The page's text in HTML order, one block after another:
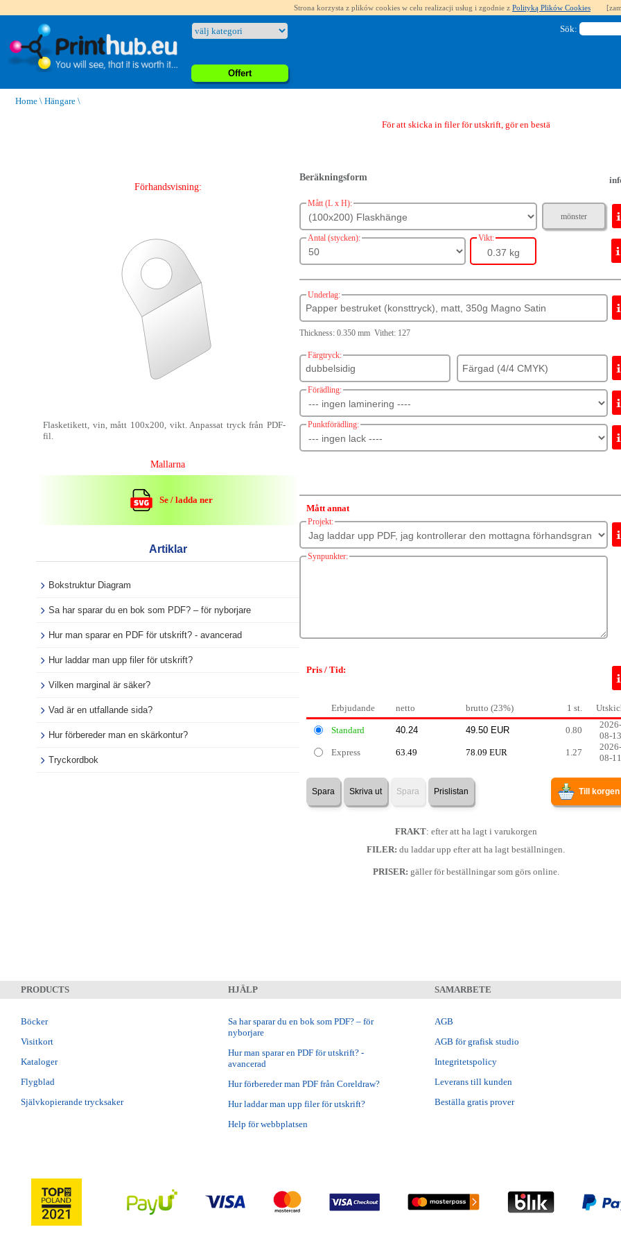
Strona korzysta z plików cookies w celu realizacji usług i zgodnie z Polityką Plików Cookies
Offert
Sök:
Home \ Hängare \
För att skicka in filer för utskrift, gör en beställning.
Förhandsvisning:
Flasketikett, vin, mått 100x200, vikt. Anpassat tryck från PDF-
fil.
Mallarna
Se / ladda ner
Artiklar
Bokstruktur Diagram
Sa har sparar du en bok som PDF? – för nyborjare
Hur man sparar en PDF för utskrift? - avancerad
Hur laddar man upp filer för utskrift?
Vilken marginal är säker?
Vad är en utfallande sida?
Hur förbereder man en skärkontur?
Tryckordbok
Beräkningsform
Mått (L x H):
mönster
Antal (stycken): Vikt:
0.37 kg
Underlag:
Thickness: 0.350 mm Vithet: 127
Färgtryck:
Förädling:
Punktförädling:
Mått annat
Projekt:
Synpunkter:
Pris / Tid:
Erbjudande netto brutto (23%) 1 st.
Standard 0.80
2026-
08-13
Express
63.49 78.09 EUR 1.27
2026-
08-11
Spara Skriva ut Spara Prislistan Till korgen
FRAKT: efter att ha lagt i varukorgen
FILER: du laddar upp efter att ha lagt beställningen.
PRISER: gäller för beställningar som görs online.
PRODUCTS
Böcker
Visitkort
Kataloger
Flygblad
Självkopierande trycksaker
HJÄLP
Sa har sparar du en bok som PDF? – för
nyborjare
Hur man sparar en PDF för utskrift? -
avancerad
Hur förbereder man PDF från Coreldraw?
Hur laddar man upp filer för utskrift?
Help för webbplatsen
SAMARBETE
AGB
AGB för grafisk studio
Integritetspolicy
Leverans till kunden
Beställa gratis prover